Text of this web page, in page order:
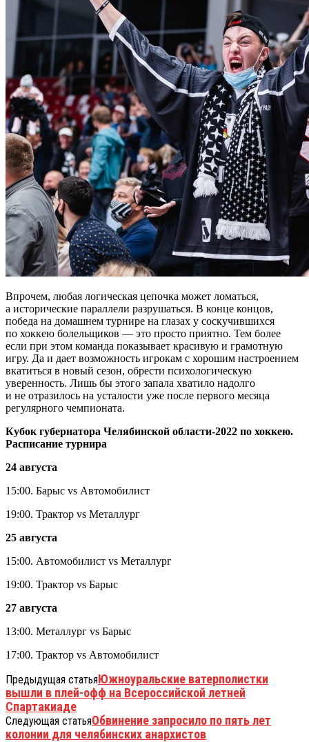
Впрочем, любая логическая цепочка может ломаться,
а исторические параллели разрушаться. В конце концов,
победа на домашнем турнире на глазах у соскучившихся
по хоккею болельщиков — это просто приятно. Тем более
если при этом команда показывает красивую и грамотную
игру. Да и дает возможность игрокам с хорошим настроением
вкатиться в новый сезон, обрести психологическую
уверенность. Лишь бы этого запала хватило надолго
и не отразилось на усталости уже после первого месяца
регулярного чемпионата.
Кубок губернатора Челябинской области-2022 по хоккею.
Расписание турнира
24 августа
15:00. Барыс vs Автомобилист
19:00. Трактор vs Металлург
25 августа
15:00. Автомобилист vs Металлург
19:00. Трактор vs Барыс
27 августа
13:00. Металлург vs Барыс
17:00. Трактор vs Автомобилист
Предыдущая статьяЮжноуральские ватерполистки
вышли в плей-офф на Всероссийской летней
Спартакиаде
Следующая статьяОбвинение запросило по пять лет
колонии для челябинских анархистов